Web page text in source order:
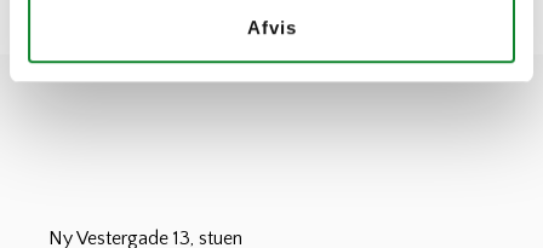
Afvis
Ny Vestergade 13, stuen